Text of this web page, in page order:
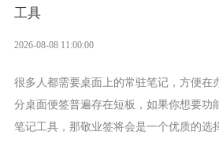
工具
2026-08-08 11:00:00
很多人都需要桌面上的常驻笔记，方便在
分桌面便签普遍存在短板，如果你想要功
笔记工具，那敬业签将会是一个优质的选